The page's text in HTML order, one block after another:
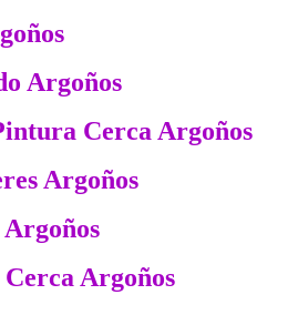
Argoños
Cerca Argoños
Argoños
Argoños